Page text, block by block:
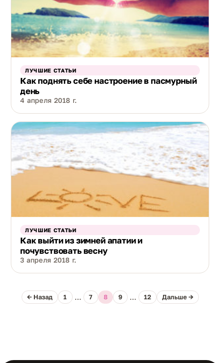
ЛУЧШИЕ СТАТЬИ
Как поднять себе настроение в пасмурный
день
4 апреля 2018 г.
ЛУЧШИЕ СТАТЬИ
Как выйти из зимней апатии и
почувствовать весну
3 апреля 2018 г.
← Назад 1 … 7 8 9 … 12 Дальше →